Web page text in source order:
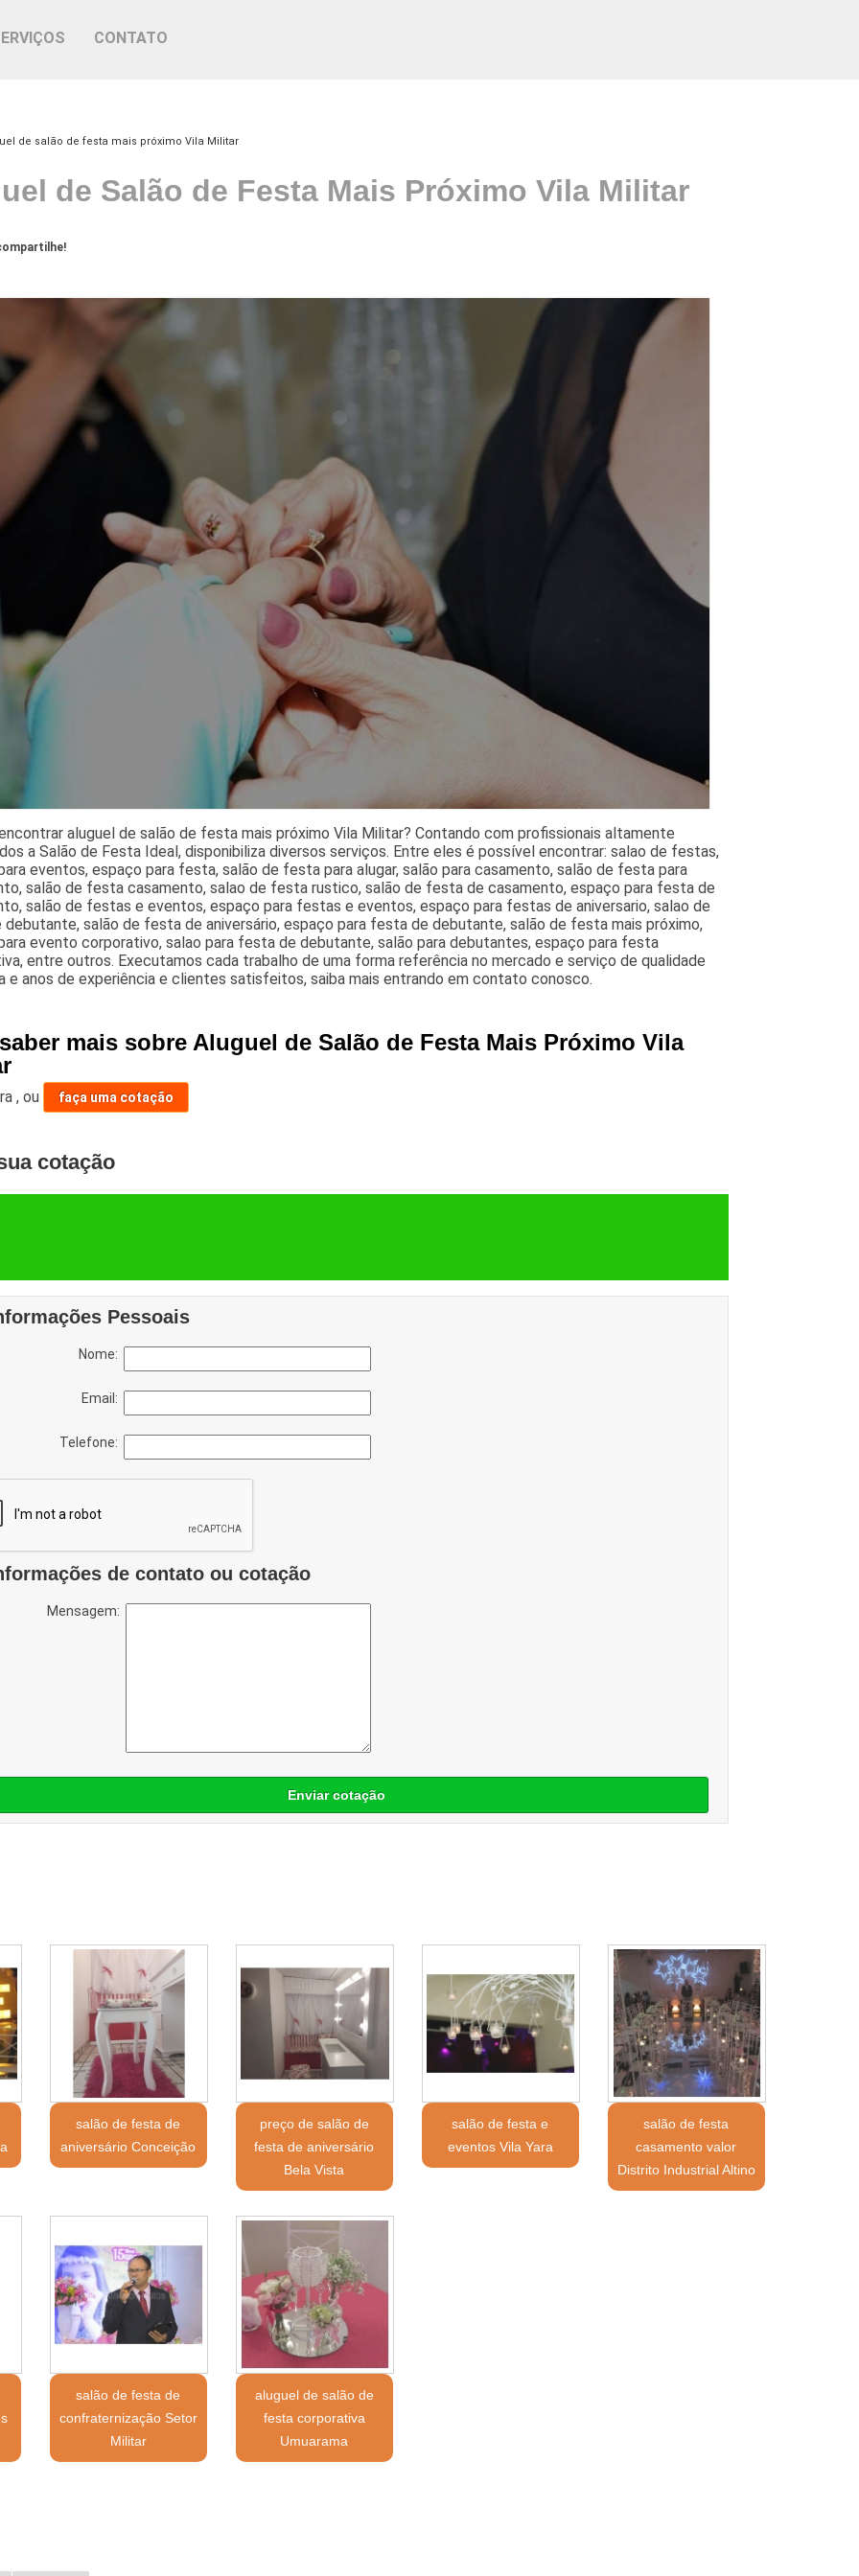
CONTATO
de salão de festa mais próximo Vila Militar
de Salão de Festa Mais Próximo Vila Militar
aluguel de salão de festa mais próximo Vila Militar? Contando com profissionais altamente
a Salão de Festa Ideal, disponibiliza diversos serviços. Entre eles é possível encontrar: salao de festas,
eventos, espaço para festa, salão de festa para alugar, salão para casamento, salão de festa para
salão de festa casamento, salao de festa rustico, salão de festa de casamento, espaço para festa de
salão de festas e eventos, espaço para festas e eventos, espaço para festas de aniversario, salao de
salão de festa de aniversário, espaço para festa de debutante, salão de festa mais próximo,
evento corporativo, salao para festa de debutante, salão para debutantes, espaço para festa
entre outros. Executamos cada trabalho de uma forma referência no mercado e serviço de qualidade
e anos de experiência e clientes satisfeitos, saiba mais entrando em contato conosco.
mais sobre Aluguel de Salão de Festa Mais Próximo Vila
,ou faça uma cotação
cotação
Pessoais
Nome:
Email:
Telefone:
de contato ou cotação
Mensagem:
Enviar cotação
salão de festa de
aniversário Conceição
preço de salão de
festa de aniversário
Bela Vista
salão de festa e
eventos Vila Yara
salão de festa
casamento valor
Distrito Industrial Altino
salão de festa de
confraternização Setor
Militar
aluguel de salão de
festa corporativa
Umuarama